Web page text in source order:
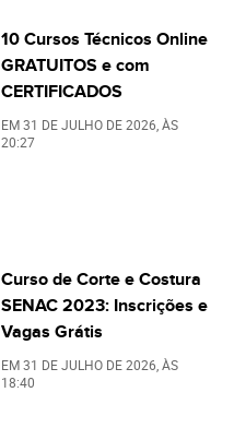
10 Cursos Técnicos Online
GRATUITOS e com
CERTIFICADOS
EM31 DE JULHO DE 2026 , ÀS
20:27
Curso de Corte e Costura
SENAC 2023: Inscrições e
Vagas Grátis
EM31 DE JULHO DE 2026, ÀS
18:40